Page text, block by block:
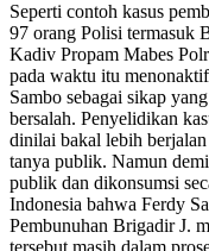
Seperti contoh kasus
97 orang Polisi termasuk
Kadiv Propam Mabes
pada waktu itu
Sambo sebagai sikap
bersalah. Penyelidikan
dinilai bakal lebih
tanya publik. Namun
publik dan dikonsumsi
Indonesia bahwa Ferdy
Pembunuhan Brigadir J.